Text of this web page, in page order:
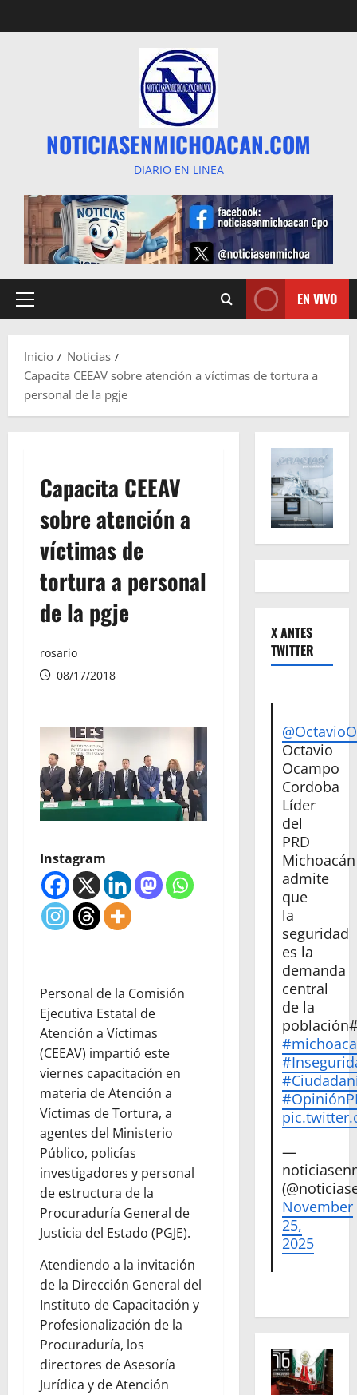
al
NOTICIASENMICHOACAN.COM
DIARIO EN LINEA
Menú
EN VIVO
Inicio
Noticias
Capacita CEEAV sobre atención a víctimas de tortura a
personal de la pgje
Capacita CEEAV
sobre atención a
víctimas de
tortura a personal
de la pgje
rosario
08/17/2018
Instagram
Personal de la Comisión
Ejecutiva Estatal de
Atención a Víctimas
(CEEAV) impartió este
viernes capacitación en
materia de Atención a
Víctimas de Tortura, a
agentes del Ministerio
Público, policías
investigadores y personal
de estructura de la
Procuraduría General de
Justicia del Estado (PGJE).
Atendiendo a la invitación
de la Dirección General del
Instituto de Capacitación y
Profesionalización de la
Procuraduría, los
directores de Asesoría
Jurídica y de Atención
X ANTES
TWITTER
Octavio
Ocampo
Cordoba
Líder
del
PRD
Michoacán
admite
que
la
seguridad
es la
demanda
central
de la
—
November
25,
2025